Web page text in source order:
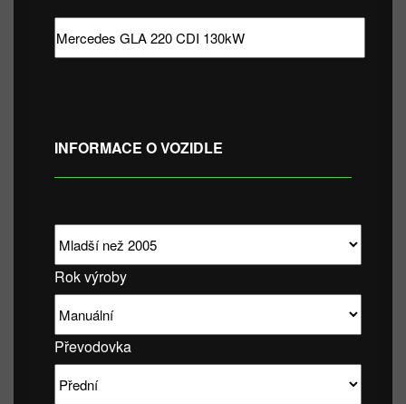
INFORMACE O VOZIDLE
Rok výroby
Převodovka